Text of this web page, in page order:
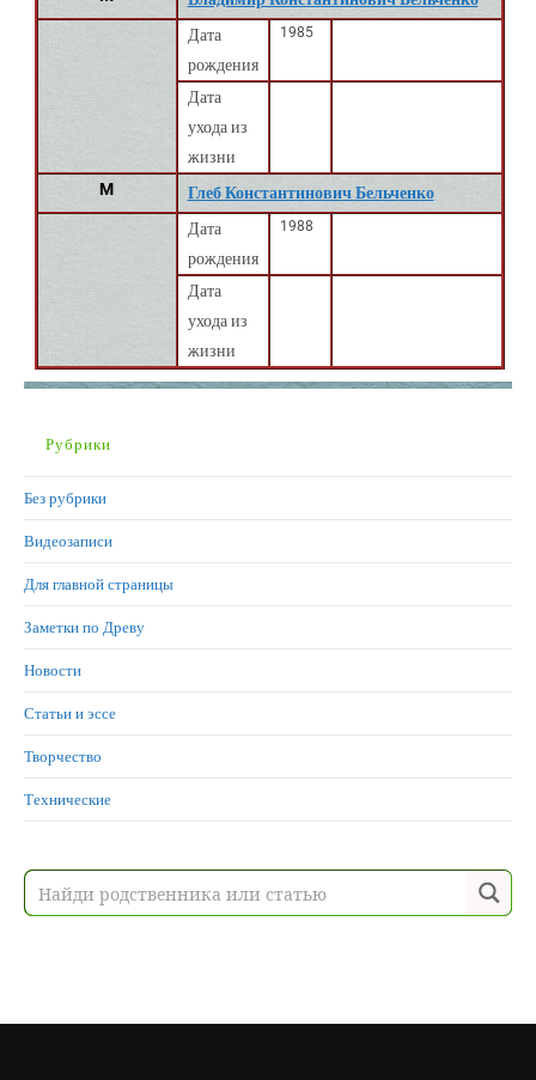
Дата
рождения
1985
Дата
ухода из
жизни
M
Глеб Константинович Бельченко
Дата
рождения
1988
Дата
ухода из
жизни
Рубрики
Без рубрики
Видеозаписи
Для главной страницы
Заметки по Древу
Новости
Статьи и эссе
Творчество
Технические